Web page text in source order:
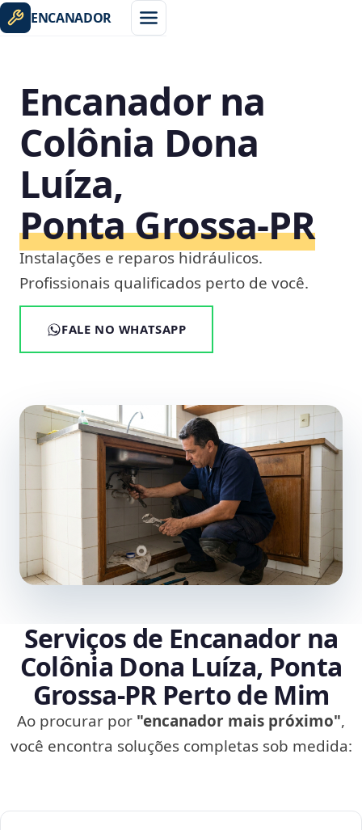
ENCANADOR
Encanador na
Colônia Dona
Luíza,
Ponta Grossa‑PR
Instalações e reparos hidráulicos.
Profissionais qualificados perto de você.
FALE NO WHATSAPP
Serviços de Encanador na
Colônia Dona Luíza, Ponta
Grossa‑PR Perto de Mim
Ao procurar por "encanador mais próximo",
você encontra soluções completas sob medida: